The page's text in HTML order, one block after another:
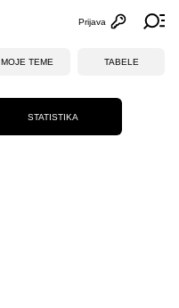
Otvori
Prijava
MOJE TEME TABELE
STATISTIKA